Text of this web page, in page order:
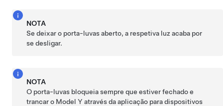
NOTA
Se deixar o porta-luvas aberto, a respetiva luz acaba por
se desligar.
NOTA
O porta-luvas bloqueia sempre que estiver fechado e
trancar o Model Y através da aplicação para dispositivos